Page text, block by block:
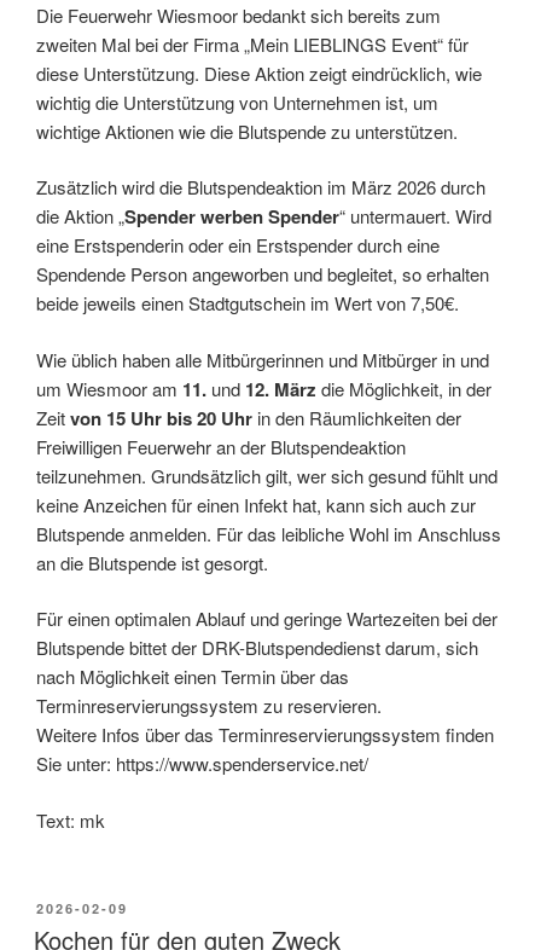
Die Feuerwehr Wiesmoor bedankt sich bereits zum
zweiten Mal bei der Firma „Mein LIEBLINGS Event“ für
diese Unterstützung. Diese Aktion zeigt eindrücklich, wie
wichtig die Unterstützung von Unternehmen ist, um
wichtige Aktionen wie die Blutspende zu unterstützen.
Zusätzlich wird die Blutspendeaktion im März 2026 durch
die Aktion „Spender werben Spender“ untermauert. Wird
eine Erstspenderin oder ein Erstspender durch eine
Spendende Person angeworben und begleitet, so erhalten
beide jeweils einen Stadtgutschein im Wert von 7,50€.
Wie üblich haben alle Mitbürgerinnen und Mitbürger in und
um Wiesmoor am 11. und 12. März die Möglichkeit, in der
Zeitvon 15 Uhr bis 20 Uhr in den Räumlichkeiten der
Freiwilligen Feuerwehr an der Blutspendeaktion
teilzunehmen. Grundsätzlich gilt, wer sich gesund fühlt und
keine Anzeichen für einen Infekt hat, kann sich auch zur
Blutspende anmelden. Für das leibliche Wohl im Anschluss
an die Blutspende ist gesorgt.
Für einen optimalen Ablauf und geringe Wartezeiten bei der
Blutspende bittet der DRK-Blutspendedienst darum, sich
nach Möglichkeit einen Termin über das
Terminreservierungssystem zu reservieren.
Weitere Infos über das Terminreservierungssystem finden
Sie unter: https://www.spenderservice.net/
Text: mk
2026-02-09
Kochen für den guten Zweck